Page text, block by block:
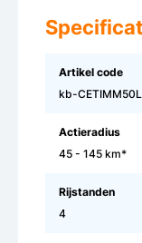
Artikel code
kb-
Actieradius
45 - 145 km*
Rijstanden
4